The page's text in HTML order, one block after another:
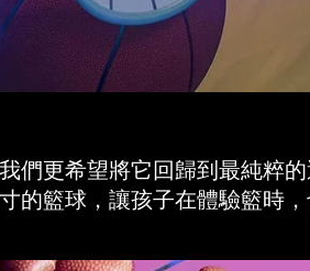
們更希望將它回歸到最純粹
的籃球，讓孩子在體驗籃時